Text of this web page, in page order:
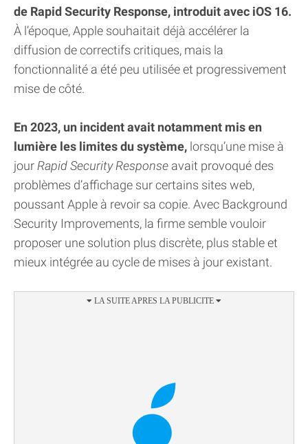
de Rapid Security Response, introduit avec iOS 16.
À l’époque, Apple souhaitait déjà accélérer la
diffusion de correctifs critiques, mais la
fonctionnalité a été peu utilisée et progressivement
mise de côté.
En 2023, un incident avait notamment mis en
lumière les limites du système, lorsqu’une mise à
jourRapid Security Response avait provoqué des
problèmes d’affichage sur certains sites web,
poussant Apple à revoir sa copie. Avec Background
Security Improvements, la firme semble vouloir
proposer une solution plus discrète, plus stable et
mieux intégrée au cycle de mises à jour existant.